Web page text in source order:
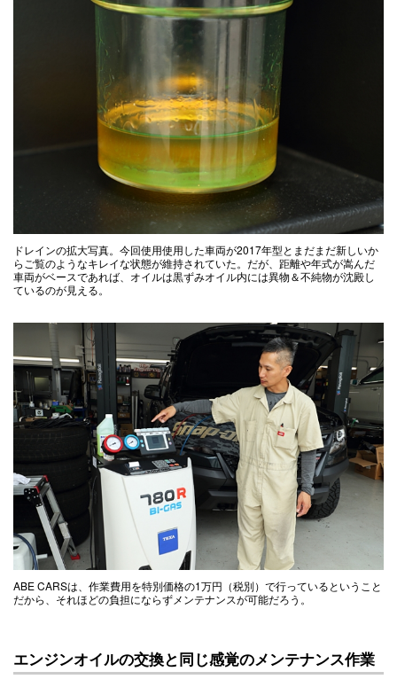
ドレインの拡大写真。今回使用使用した車両が2017年型とまだまだ新しいか
らご覧のようなキレイな状態が維持されていた。だが、距離や年式が嵩んだ
車両がベースであれば、オイルは黒ずみオイル内には異物＆不純物が沈殿し
ているのが見える。
ABE CARSは、作業費用を特別価格の1万円（税別）で行っているということ
だから、それほどの負担にならずメンテナンスが可能だろう。
エンジンオイルの交換と同じ感覚のメンテナンス作業